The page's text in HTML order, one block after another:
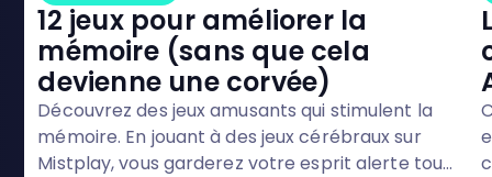
12 jeux pour améliorer la
mémoire (sans que cela
devienne une corvée)
Découvrez des jeux amusants qui stimulent la
mémoire. En jouant à des jeux cérébraux sur
Mistplay, vous garderez votre esprit alerte tout